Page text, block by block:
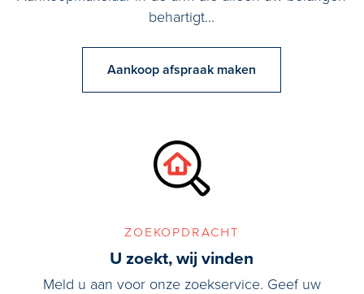
behartigt...
Aankoop afspraak maken
zoekopdracht
U zoekt, wij vinden
Meld u aan voor onze zoekservice. Geef uw